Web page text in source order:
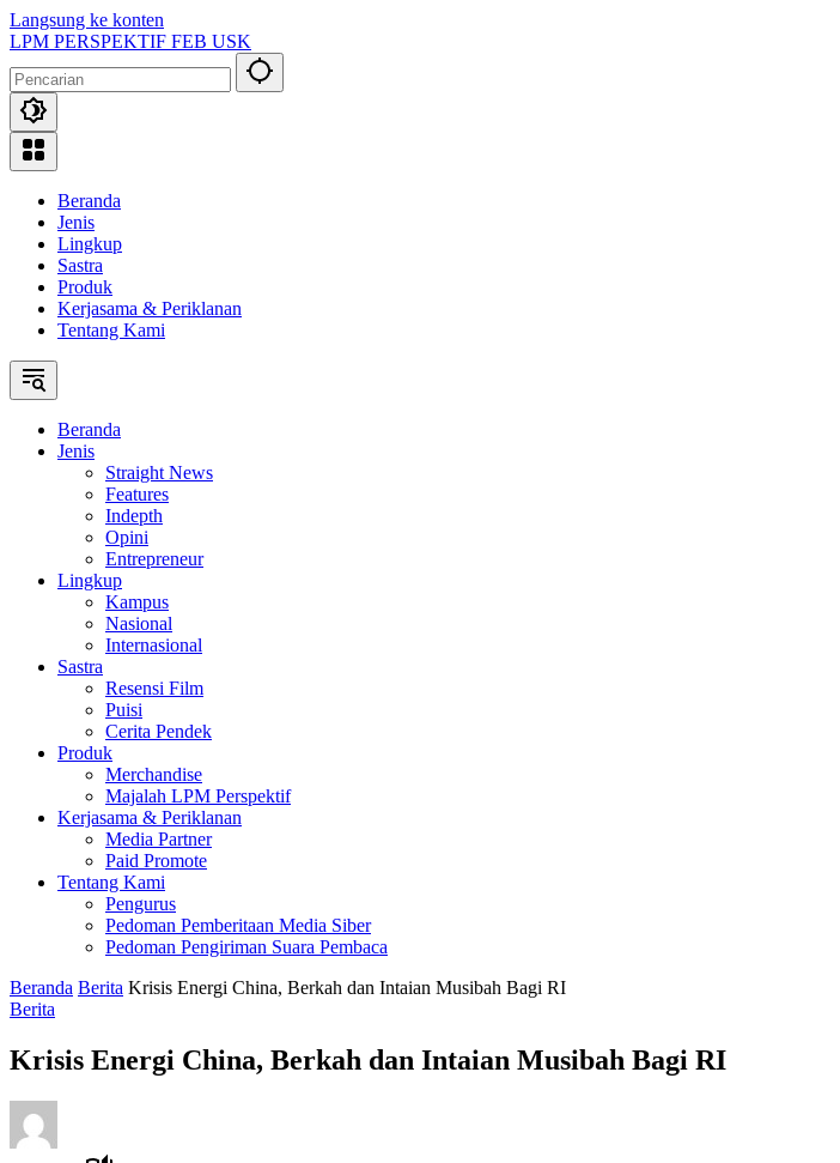
Langsung ke konten
LPM PERSPEKTIF FEB USK
Beranda
Jenis
Lingkup
Sastra
Produk
Kerjasama & Periklanan
Tentang Kami
Beranda
Jenis
Straight News
Features
Indepth
Opini
Entrepreneur
Lingkup
Kampus
Nasional
Internasional
Sastra
Resensi Film
Puisi
Cerita Pendek
Produk
Merchandise
Majalah LPM Perspektif
Kerjasama & Periklanan
Media Partner
Paid Promote
Tentang Kami
Pengurus
Pedoman Pemberitaan Media Siber
Pedoman Pengiriman Suara Pembaca
Beranda Berita Krisis Energi China, Berkah dan Intaian Musibah Bagi RI
Berita
Krisis Energi China, Berkah dan Intaian Musibah Bagi RI